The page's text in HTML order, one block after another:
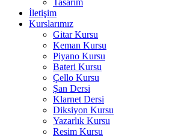
Tasarım
İletişim
Kurslarımız
Gitar Kursu
Keman Kursu
Piyano Kursu
Bateri Kursu
Çello Kursu
Şan Dersi
Klarnet Dersi
Diksiyon Kursu
Yazarlık Kursu
Resim Kursu